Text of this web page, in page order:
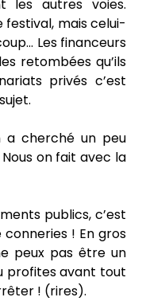
les autres voies.
mais celui-
Les financeurs
retombées qu’ils
privés c’est
a cherché un peu
on fait avec la
publics, c’est
! En gros
peux pas être un
profites avant tout
! (rires).